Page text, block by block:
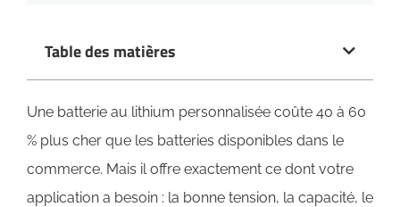
Table des matières
Une batterie au lithium personnalisée coûte 40 à 60
% plus cher que les batteries disponibles dans le
commerce. Mais il offre exactement ce dont votre
application a besoin : la bonne tension, la capacité, le